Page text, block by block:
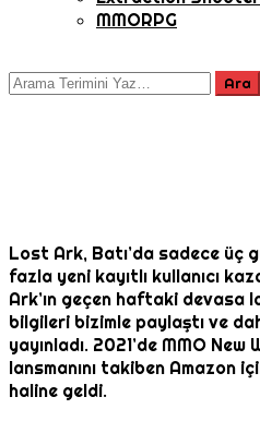
MMORPG
Lost Ark, Batı’da sadece üç
fazla yeni kayıtlı kullanıcı
Ark’ın geçen haftaki devasa
bilgileri bizimle paylaştı ve
yayınladı. 2021’de MMO
lansmanını takiben Amazon
haline geldi.